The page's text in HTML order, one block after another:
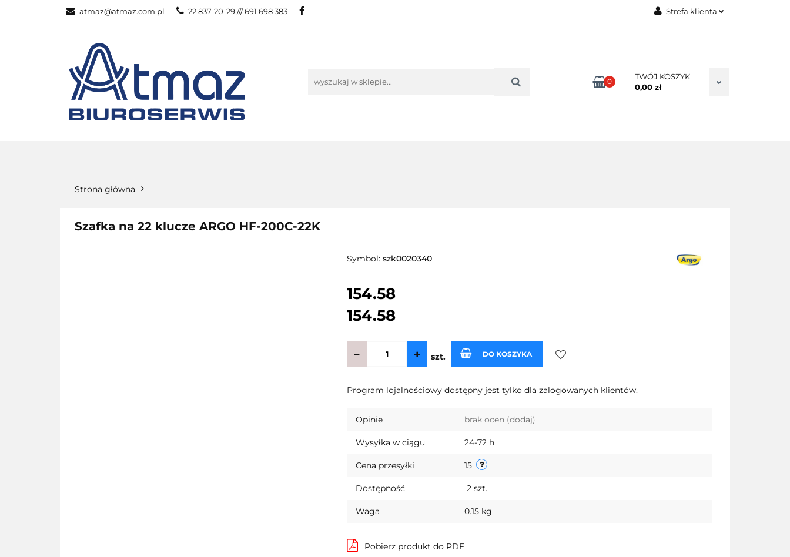
atmaz@atmaz.com.pl 22 837-20-29 /// 691 698 383 Strefa klienta
Dodaj zgłoszenie
0
TWÓJ KOSZYK
0,00 zł
Strona główna
Szafka na 22 klucze ARGO HF-200C-22K
Symbol: szk0020340
154.58
154.58
szt. DO KOSZYKA
Program lojalnościowy dostępny jest tylko dla zalogowanych klientów.
Opinie brak ocen (dodaj)
Wysyłka w ciągu 24-72 h
Cena przesyłki 15
Dostępność 2 szt.
Waga 0.15 kg
Pobierz produkt do PDF